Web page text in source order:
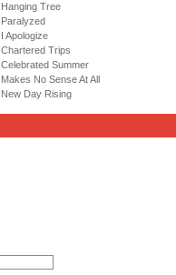
Hanging Tree
Paralyzed
I Apologize
Chartered Trips
Celebrated Summer
Makes No Sense At All
New Day Rising